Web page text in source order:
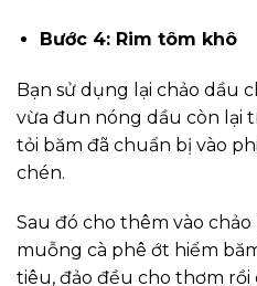
Bước 4: Rim tôm khô
Bạn sử dụng lại chảo dầu
vừa đun nóng dầu còn lại
tỏi băm đã chuẩn bị vào
chén.
Sau đó cho thêm vào chảo
muỗng cà phê ớt hiểm
tiêu, đảo đều cho thơm rồi